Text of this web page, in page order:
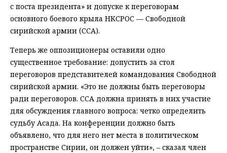
с поста президента» и допуске к переговорам
основного боевого крыла НКСРОС — Свободной
сирийской армии (ССА).
Теперь же оппозиционеры оставили одно
существенное требование: допустить за стол
переговоров представителей командования Свободной
сирийской армии. «Это не должны быть переговоры
ради переговоров. ССА должна принять в них участие
для обсуждения главного вопроса: четко определить
судьбу Асада. На конференции должно быть
объявлено, что для него нет места в политическом
пространстве Сирии, он должен уйти», – сказал член